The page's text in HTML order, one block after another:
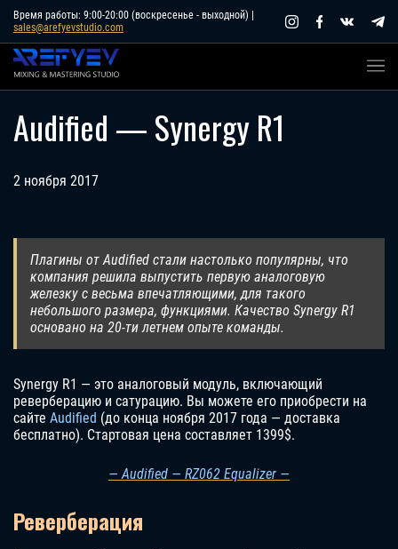
Skip
content
Время работы: 9:00-20:00 (воскресенье - выходной) |
sales@arefyevstudio.com
Audified — Synergy R1
2 ноября 2017
Плагины от Audified стали настолько популярны, что
компания решила выпустить первую аналоговую
железку с весьма впечатляющими, для такого
небольшого размера, функциями. Качество Synergy R1
основано на 20-ти летнем опыте команды.
Synergy R1 — это аналоговый модуль, включающий
реверберацию и сатурацию. Вы можете его приобрести на
сайте Audified (до конца ноября 2017 года — доставка
бесплатно). Стартовая цена составляет 1399$.
— Audified — RZ062 Equalizer —
Реверберация